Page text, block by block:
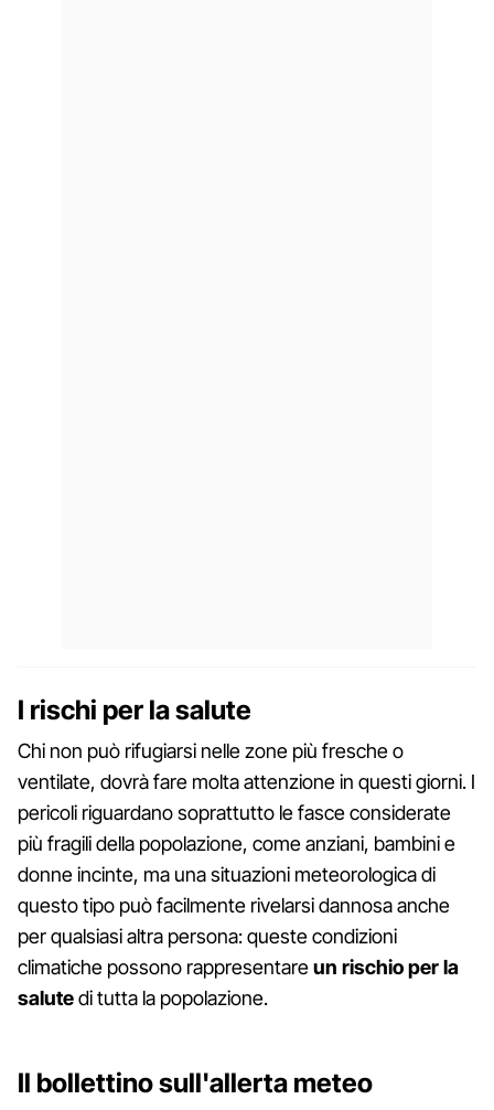
I rischi per la salute
Chi non può rifugiarsi nelle zone più fresche o
ventilate, dovrà fare molta attenzione in questi giorni. I
pericoli riguardano soprattutto le fasce considerate
più fragili della popolazione, come anziani, bambini e
donne incinte, ma una situazioni meteorologica di
questo tipo può facilmente rivelarsi dannosa anche
per qualsiasi altra persona: queste condizioni
climatiche possono rappresentareun rischio per la
salutedi tutta la popolazione.
Il bollettino sull'allerta meteo